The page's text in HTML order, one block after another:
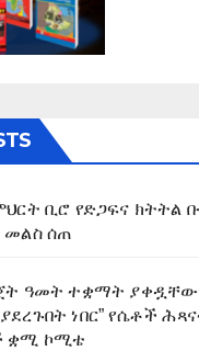
ቢሮ የድጋፍና ክትትል
መልስ ሰጠ
ዓመት ተቋማት
ነበር” የሴቶች
ቋሚ ኮሚቴ